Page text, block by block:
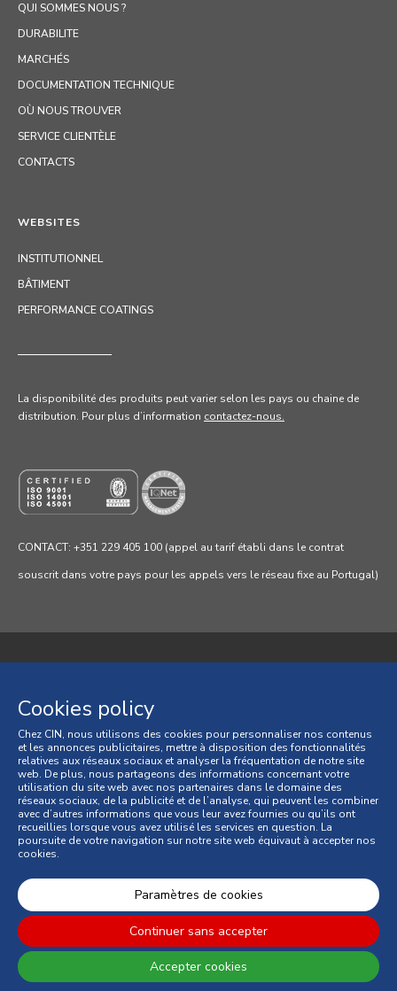
QUI SOMMES NOUS ?
DURABILITE
MARCHÉS
DOCUMENTATION TECHNIQUE
OÙ NOUS TROUVER
SERVICE CLIENTÈLE
CONTACTS
WEBSITES
INSTITUTIONNEL
BÂTIMENT
PERFORMANCE COATINGS
La disponibilité des produits peut varier selon les pays ou chaine de
distribution. Pour plus d’information contactez-nous.
CONTACT: +351 229 405 100 (appel au tarif établi dans le contrat
souscrit dans votre pays pour les appels vers le réseau fixe au Portugal)
Politique de cookies
Conditions générales
Conditions générales de vente
Litiges de consommation
Livre des Réclamations Online
© 2026 CIN, S.A.
Cookies policy
Chez CIN, nous utilisons des cookies pour personnaliser nos contenus
et les annonces publicitaires, mettre à disposition des fonctionnalités
relatives aux réseaux sociaux et analyser la fréquentation de notre site
web. De plus, nous partageons des informations concernant votre
utilisation du site web avec nos partenaires dans le domaine des
réseaux sociaux, de la publicité et de l’analyse, qui peuvent les combiner
avec d’autres informations que vous leur avez fournies ou qu’ils ont
recueillies lorsque vous avez utilisé les services en question. La
poursuite de votre navigation sur notre site web équivaut à accepter nos
cookies.
Paramètres de cookies
Continuer sans accepter
Accepter cookies